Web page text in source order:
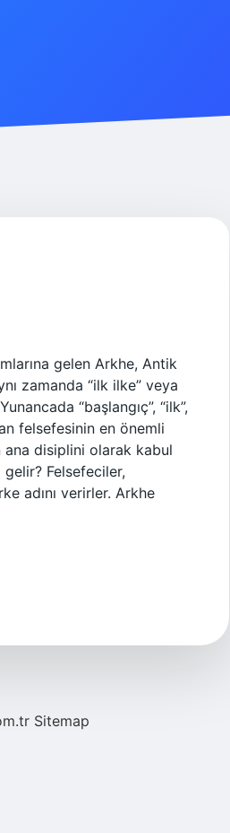
gelen Arkhe, Antik
zamanda “ilk ilke” veya
“başlangıç”, “ilk”,
felsefesinin en önemli
disiplini olarak kabul
Felsefeciler,
adını verirler. Arkhe
Sitemap